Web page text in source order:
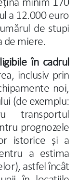
minim 170
a 12.000 euro
de stupi
de miere.
în cadrul
inclusiv prin
noi,
(de exemplu:
transportul
prognozele
istorice și a
a estima
astfel încât